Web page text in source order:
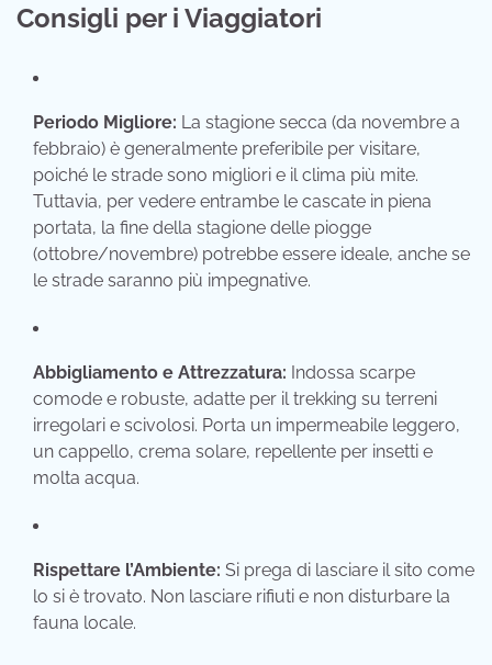
Consigli per i Viaggiatori
Periodo Migliore: La stagione secca (da novembre a
febbraio) è generalmente preferibile per visitare,
poiché le strade sono migliori e il clima più mite.
Tuttavia, per vedere entrambe le cascate in piena
portata, la fine della stagione delle piogge
(ottobre/novembre) potrebbe essere ideale, anche se
le strade saranno più impegnative.
Abbigliamento e Attrezzatura: Indossa scarpe
comode e robuste, adatte per il trekking su terreni
irregolari e scivolosi. Porta un impermeabile leggero,
un cappello, crema solare, repellente per insetti e
molta acqua.
Rispettare l’Ambiente: Si prega di lasciare il sito come
lo si è trovato. Non lasciare rifiuti e non disturbare la
fauna locale.